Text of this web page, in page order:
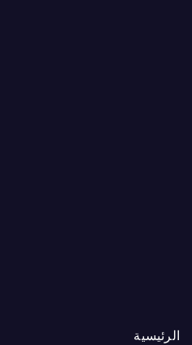
الرئيسية